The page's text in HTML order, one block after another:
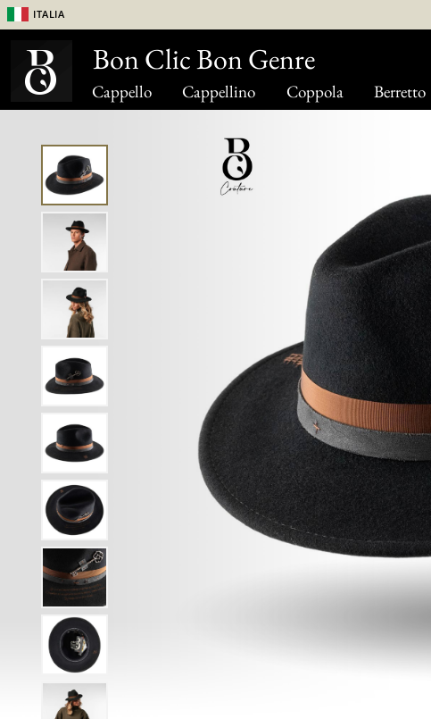
Cappello Cappellino Coppola Berretto
Italia
Bon Clic Bon Genre